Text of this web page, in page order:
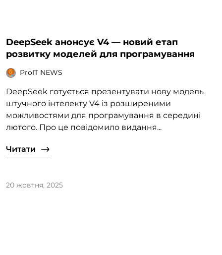
DeepSeek анонсує V4 — новий етап
розвитку моделей для програмування
ProIT NEWS
DeepSeek готується презентувати нову модель
штучного інтелекту V4 із розширеними
можливостями для програмування в середині
лютого. Про це повідомило видання...
Читати
20 жовтня, 2025